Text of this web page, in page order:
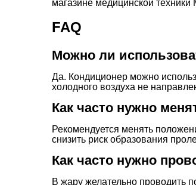
магазине медицинской
FAQ
Можно ли
Да. Кондиционер можно
холодного воздуха не
Как часто нужно
Рекомендуется менять
снизить риск образования
Как часто нужно
В жару желательно проводить